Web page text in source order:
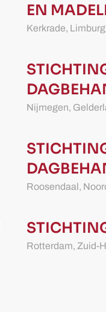
EN
Kerkrade, Limburg
Nijmegen,
Roosendaal,
Rotterdam, Zuid-